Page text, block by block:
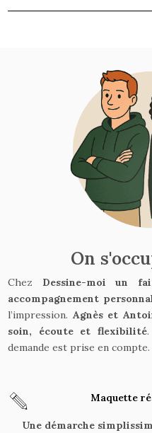
On
Chez Dessine-moi un
accompagnement
l’impression. Agnès et
soin, écoute et flexibilité.
demande est prise en compte.
Maquette
Une démarche